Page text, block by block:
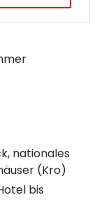
nationales
(Kro)
bis